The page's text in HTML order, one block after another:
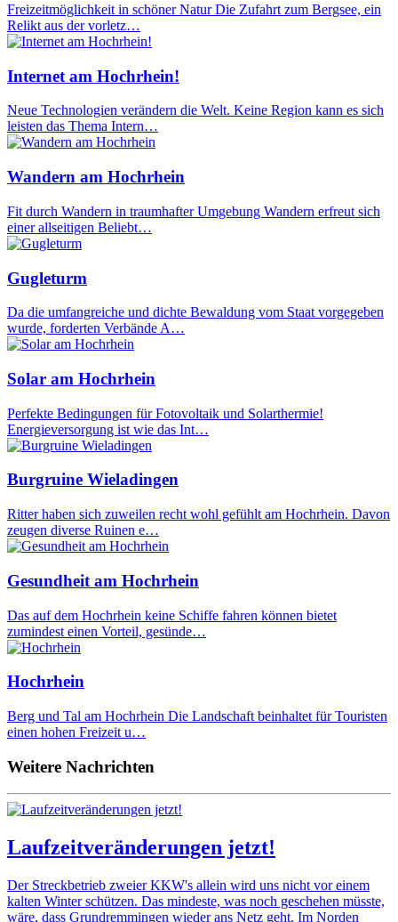
Freizeitmöglichkeit in schöner Natur Die Zufahrt zum Bergsee, ein
Relikt aus der vorletz…
Internet am Hochrhein!
Neue Technologien verändern die Welt. Keine Region kann es sich
leisten das Thema Intern…
Wandern am Hochrhein
Fit durch Wandern in traumhafter Umgebung Wandern erfreut sich
einer allseitigen Beliebt…
Gugleturm
Da die umfangreiche und dichte Bewaldung vom Staat vorgegeben
wurde, forderten Verbände A…
Solar am Hochrhein
Perfekte Bedingungen für Fotovoltaik und Solarthermie!
Energieversorgung ist wie das Int…
Burgruine Wieladingen
Ritter haben sich zuweilen recht wohl gefühlt am Hochrhein. Davon
zeugen diverse Ruinen e…
Gesundheit am Hochrhein
Das auf dem Hochrhein keine Schiffe fahren können bietet
zumindest einen Vorteil, gesünde…
Hochrhein
Berg und Tal am Hochrhein Die Landschaft beinhaltet für Touristen
einen hohen Freizeit u…
Weitere Nachrichten
Laufzeitveränderungen jetzt!
Der Streckbetrieb zweier KKW's allein wird uns nicht vor einem
kalten Winter schützen. Das mindeste, was noch geschehen müsste,
wäre, dass Grundremmingen wieder ans Netz geht. Im Norden